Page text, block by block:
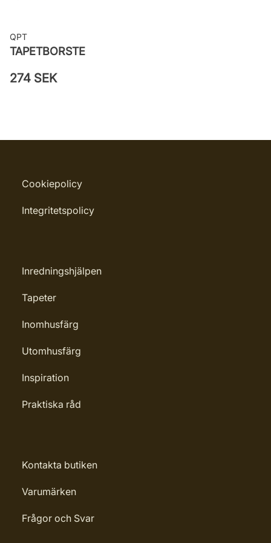
QPT
TAPETBORSTE
274 SEK
Cookiepolicy
Integritetspolicy
Inredningshjälpen
Tapeter
Inomhusfärg
Utomhusfärg
Inspiration
Praktiska råd
Kontakta butiken
Varumärken
Frågor och Svar